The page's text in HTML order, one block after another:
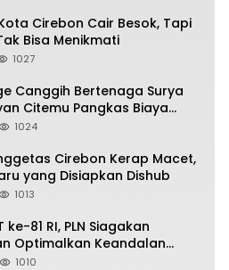
Kota Cirebon Cair Besok, Tapi
Bisa Menikmati
1027
Canggih Bertenaga Surya
Citemu Pangkas Biaya
1024
Cirebon Kerap Macet,
yang Disiapkan Dishub
1013
ke-81 RI, PLN Siagakan
Optimalkan Keandalan
1010